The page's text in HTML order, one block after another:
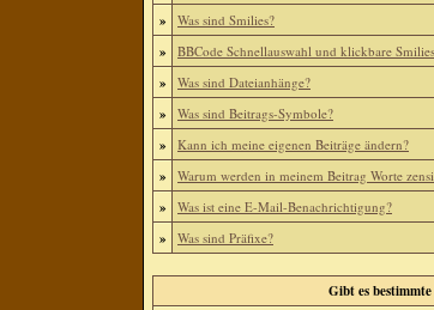
» Was sind Smilies?
» BBCode Schnellauswahl und klickbare Smilies
» Was sind Dateianhänge?
» Was sind Beitrags-Symbole?
» Kann ich meine eigenen Beiträge ändern?
» Warum werden in meinem Beitrag Worte
» Was ist eine E-Mail-Benachrichtigung?
» Was sind Präfixe?
Gibt es